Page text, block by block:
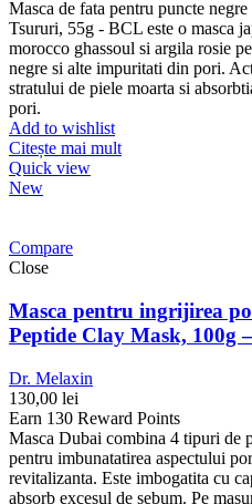
Masca de fata pentru puncte
Tsururi, 55g - BCL este o masca
morocco ghassoul si argila rosie
negre si alte impuritati din pori.
stratului de piele moarta si
pori.
Add to wishlist
Citește mai mult
Quick view
New
Compare
Close
Masca pentru ingrijirea
Peptide Clay Mask, 100g
Dr. Melaxin
130,00 lei
Earn 130 Reward Points
Masca Dubai combina 4 tipuri de
pentru imbunatatirea aspectului
revitalizanta. Este imbogatita cu
absorb excesul de sebum. Pe